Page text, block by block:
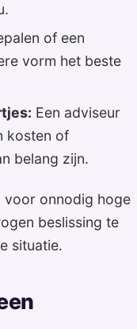
of een
vorm het beste
Een adviseur
kosten of
belang zijn.
voor onnodig hoge
beslissing te
situatie.